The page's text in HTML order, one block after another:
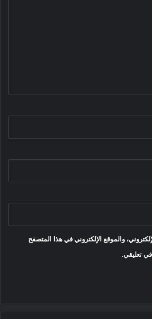
والموقع الإلكتروني في هذا المتصفح
في تعليقي.